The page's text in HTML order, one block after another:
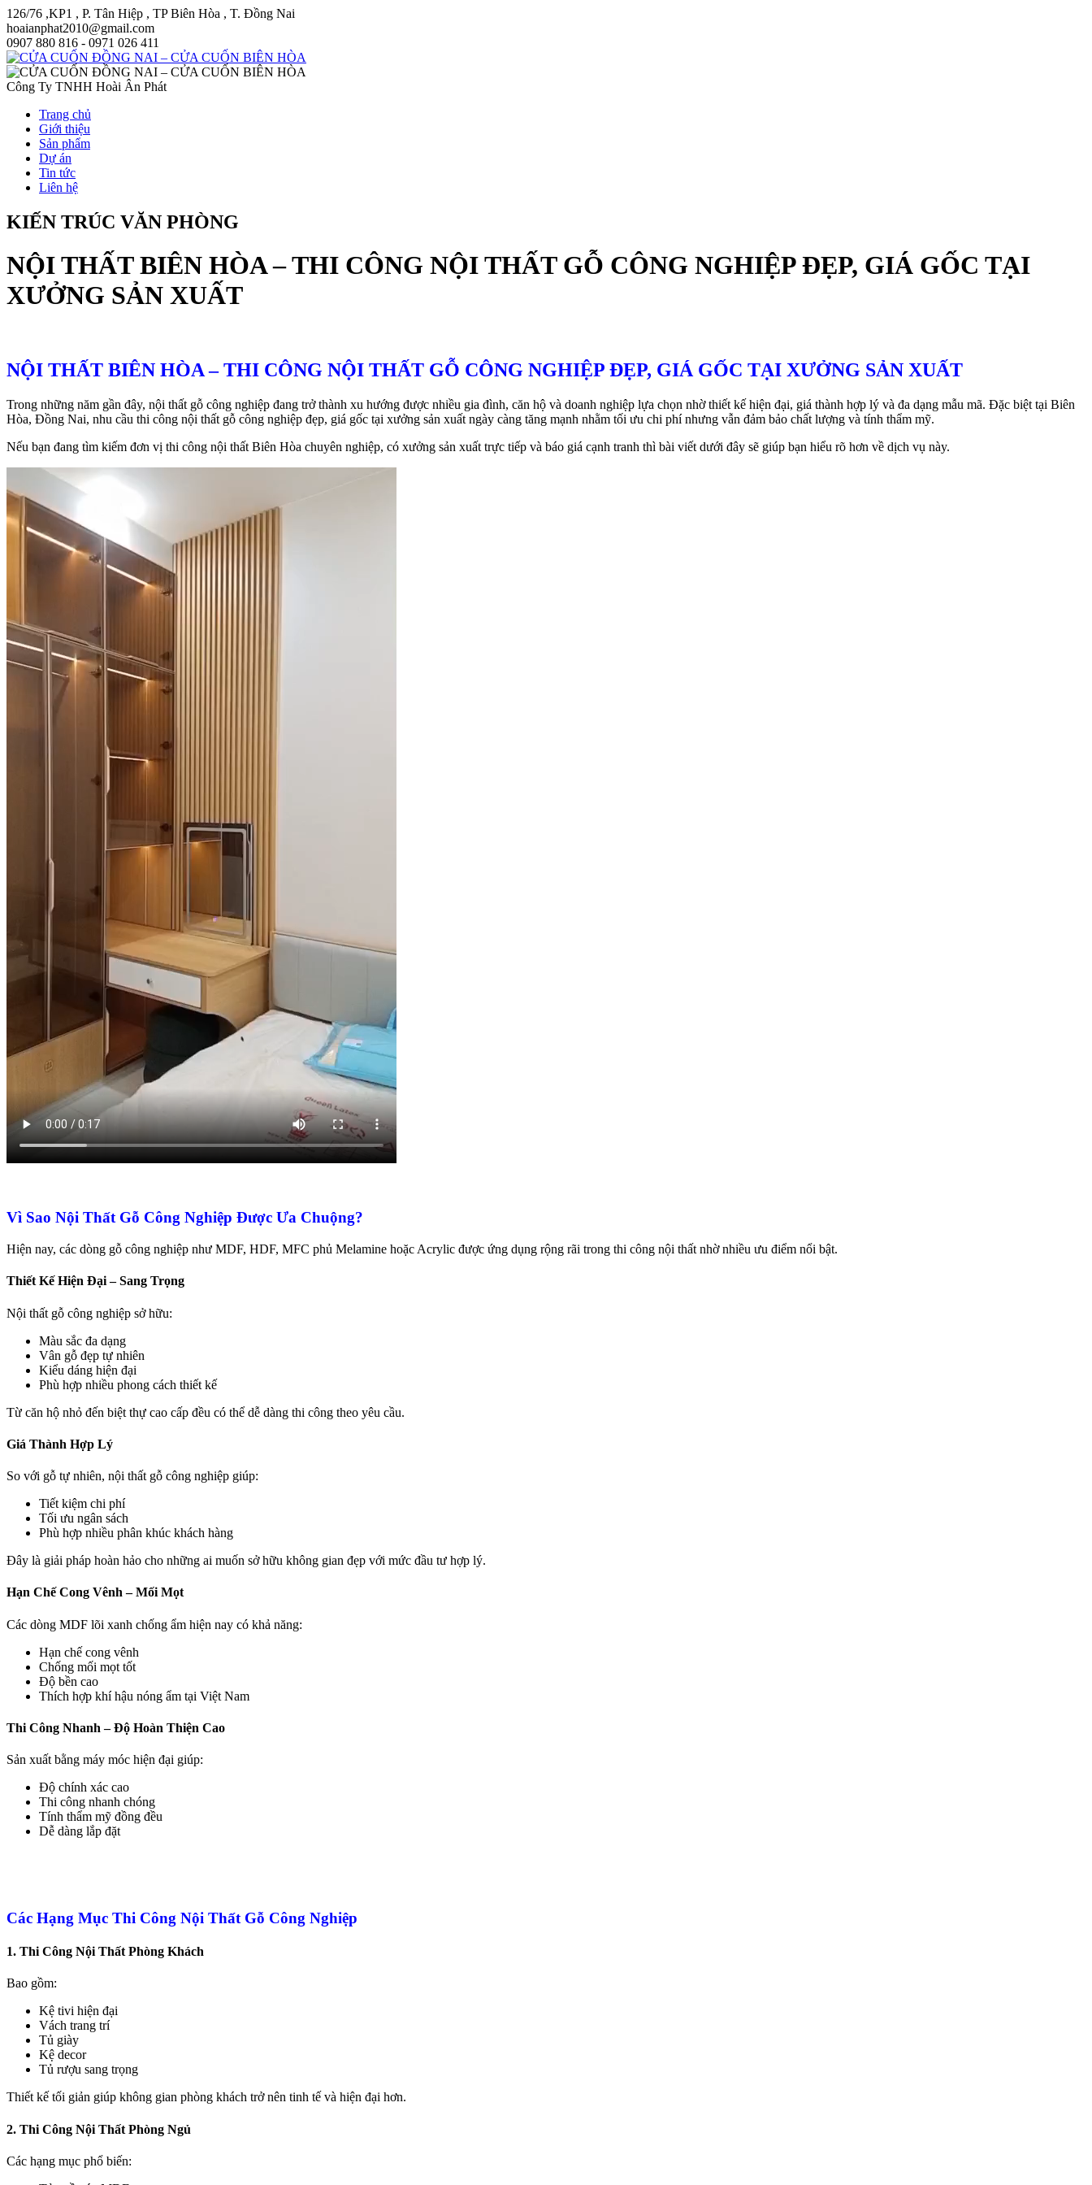
126/76 ,KP1 , P. Tân Hiệp , TP Biên Hòa , T. Đồng Nai
hoaianphat2010@gmail.com
0907 880 816 - 0971 026 411
Công Ty TNHH Hoài Ân Phát
Trang chủ
Giới thiệu
Sản phẩm
Dự án
Tin tức
Liên hệ
KIẾN TRÚC VĂN PHÒNG
NỘI THẤT BIÊN HÒA – THI CÔNG NỘI THẤT GỖ CÔNG NGHIỆP ĐẸP, GIÁ GỐC TẠI
XƯỞNG SẢN XUẤT
NỘI THẤT BIÊN HÒA – THI CÔNG NỘI THẤT GỖ CÔNG NGHIỆP ĐẸP, GIÁ GỐC TẠI XƯỞNG SẢN XUẤT
Trong những năm gần đây, nội thất gỗ công nghiệp đang trở thành xu hướng được nhiều gia đình, căn hộ và doanh nghiệp lựa chọn nhờ thiết kế hiện đại, giá thành hợp lý và đa dạng mẫu mã. Đặc biệt tại Biên
Hòa, Đồng Nai, nhu cầu thi công nội thất gỗ công nghiệp đẹp, giá gốc tại xưởng sản xuất ngày càng tăng mạnh nhằm tối ưu chi phí nhưng vẫn đảm bảo chất lượng và tính thẩm mỹ.
Nếu bạn đang tìm kiếm đơn vị thi công nội thất Biên Hòa chuyên nghiệp, có xưởng sản xuất trực tiếp và báo giá cạnh tranh thì bài viết dưới đây sẽ giúp bạn hiểu rõ hơn về dịch vụ này.
Vì Sao Nội Thất Gỗ Công Nghiệp Được Ưa Chuộng?
Hiện nay, các dòng gỗ công nghiệp như MDF, HDF, MFC phủ Melamine hoặc Acrylic được ứng dụng rộng rãi trong thi công nội thất nhờ nhiều ưu điểm nổi bật.
Thiết Kế Hiện Đại – Sang Trọng
Nội thất gỗ công nghiệp sở hữu:
Màu sắc đa dạng
Vân gỗ đẹp tự nhiên
Kiểu dáng hiện đại
Phù hợp nhiều phong cách thiết kế
Từ căn hộ nhỏ đến biệt thự cao cấp đều có thể dễ dàng thi công theo yêu cầu.
Giá Thành Hợp Lý
So với gỗ tự nhiên, nội thất gỗ công nghiệp giúp:
Tiết kiệm chi phí
Tối ưu ngân sách
Phù hợp nhiều phân khúc khách hàng
Đây là giải pháp hoàn hảo cho những ai muốn sở hữu không gian đẹp với mức đầu tư hợp lý.
Hạn Chế Cong Vênh – Mối Mọt
Các dòng MDF lõi xanh chống ẩm hiện nay có khả năng:
Hạn chế cong vênh
Chống mối mọt tốt
Độ bền cao
Thích hợp khí hậu nóng ẩm tại Việt Nam
Thi Công Nhanh – Độ Hoàn Thiện Cao
Sản xuất bằng máy móc hiện đại giúp:
Độ chính xác cao
Thi công nhanh chóng
Tính thẩm mỹ đồng đều
Dễ dàng lắp đặt
Các Hạng Mục Thi Công Nội Thất Gỗ Công Nghiệp
1. Thi Công Nội Thất Phòng Khách
Bao gồm:
Kệ tivi hiện đại
Vách trang trí
Tủ giày
Kệ decor
Tủ rượu sang trọng
Thiết kế tối giản giúp không gian phòng khách trở nên tinh tế và hiện đại hơn.
2. Thi Công Nội Thất Phòng Ngủ
Các hạng mục phổ biến: